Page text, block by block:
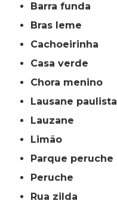
barra funda
bras leme
cachoeirinha
casa verde
chora menino
lausane paulista
lauzane
limão
parque peruche
peruche
rua zilda